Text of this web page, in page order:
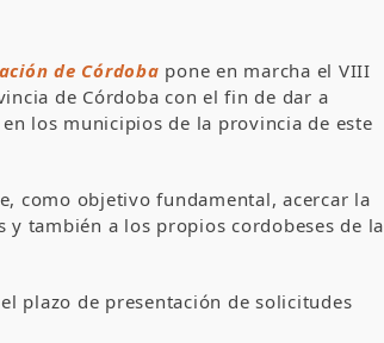
de Córdoba pone en marcha el VIII
de Córdoba con el fin de dar a
los municipios de la provincia de este
como objetivo fundamental, acercar la
también a los propios cordobeses de la
plazo de presentación de solicitudes